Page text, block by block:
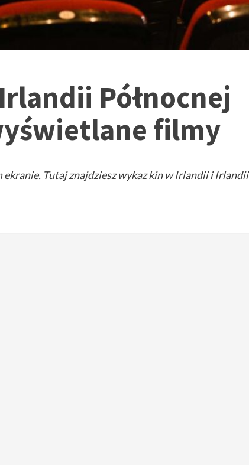
Północnej
filmy
Tutaj znajdziesz wykaz kin w Irlandii i Irlandii